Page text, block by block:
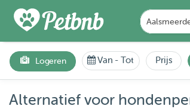
Logeren Van -Tot Prijs
Alternatief voor